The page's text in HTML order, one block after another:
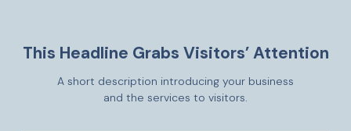
This Headline Grabs Visitors’ Attention
A short description introducing your business
and the services to visitors.